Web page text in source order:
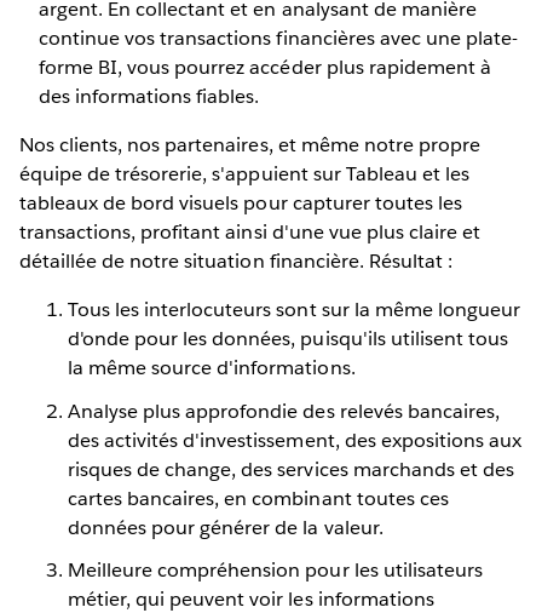
argent. En collectant et en analysant de manière
continue vos transactions financières avec une plate-
forme BI, vous pourrez accéder plus rapidement à
des informations fiables.
Nos clients, nos partenaires, et même notre propre
équipe de trésorerie, s'appuient sur Tableau et les
tableaux de bord visuels pour capturer toutes les
transactions, profitant ainsi d'une vue plus claire et
détaillée de notre situation financière. Résultat :
Tous les interlocuteurs sont sur la même longueur
d'onde pour les données, puisqu'ils utilisent tous
la même source d'informations.
Analyse plus approfondie des relevés bancaires,
des activités d'investissement, des expositions aux
risques de change, des services marchands et des
cartes bancaires, en combinant toutes ces
données pour générer de la valeur.
Meilleure compréhension pour les utilisateurs
métier, qui peuvent voir les informations